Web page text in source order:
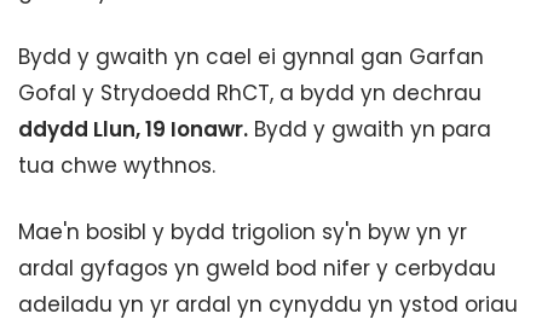
Bydd y gwaith yn cael ei gynnal gan Garfan
Gofal y Strydoedd RhCT, a bydd yn dechrau
ddydd Llun, 19 Ionawr. Bydd y gwaith yn para
tua chwe wythnos.
Mae'n bosibl y bydd trigolion sy'n byw yn yr
ardal gyfagos yn gweld bod nifer y cerbydau
adeiladu yn yr ardal yn cynyddu yn ystod oriau